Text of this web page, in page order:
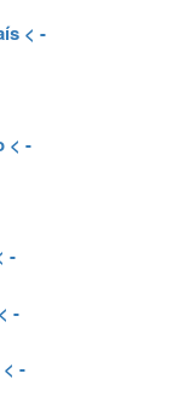
< -
< -
-
-
< -